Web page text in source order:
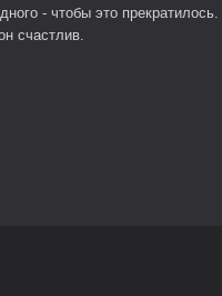
- чтобы это
счастлив.